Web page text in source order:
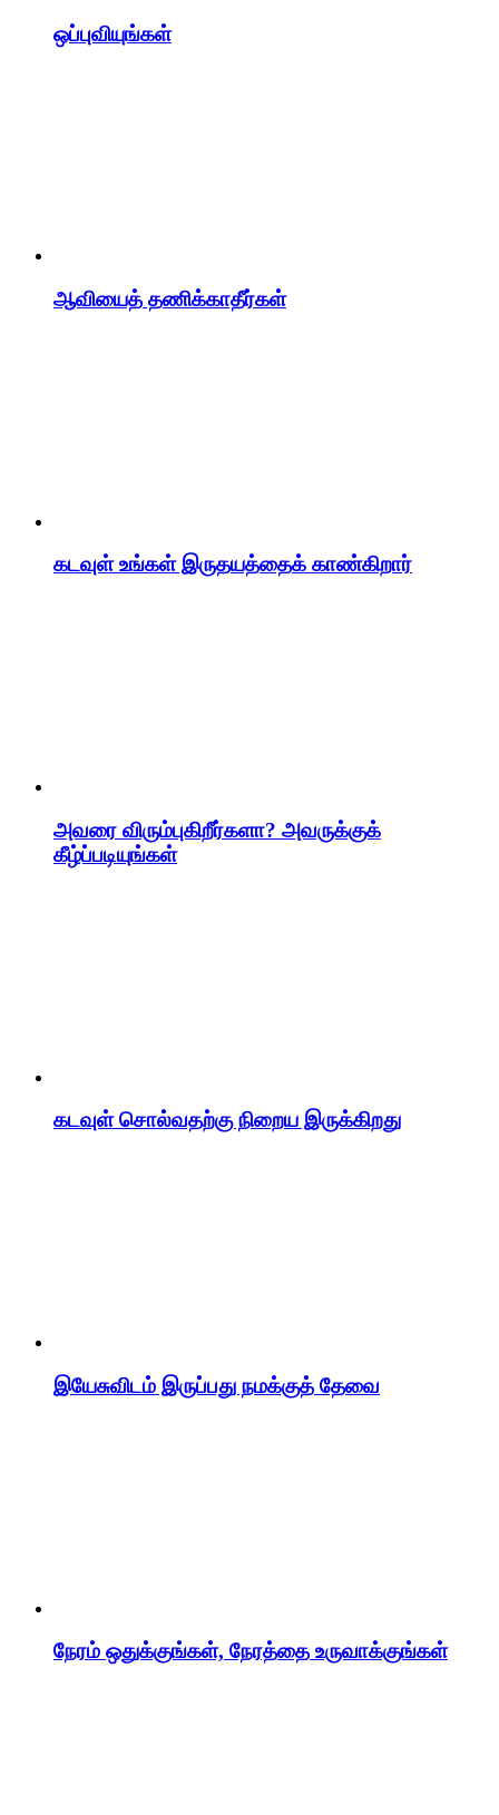
ஒப்புவியுங்கள்
ஆவியைத் தணிக்காதீர்கள்
கடவுள் உங்கள் இருதயத்தைக் காண்கிறார்
அவரை விரும்புகிறீர்களா? அவருக்குக்
கீழ்ப்படியுங்கள்
கடவுள் சொல்வதற்கு நிறைய இருக்கிறது
இயேசுவிடம் இருப்பது நமக்குத் தேவை
நேரம் ஒதுக்குங்கள், நேரத்தை உருவாக்குங்கள்